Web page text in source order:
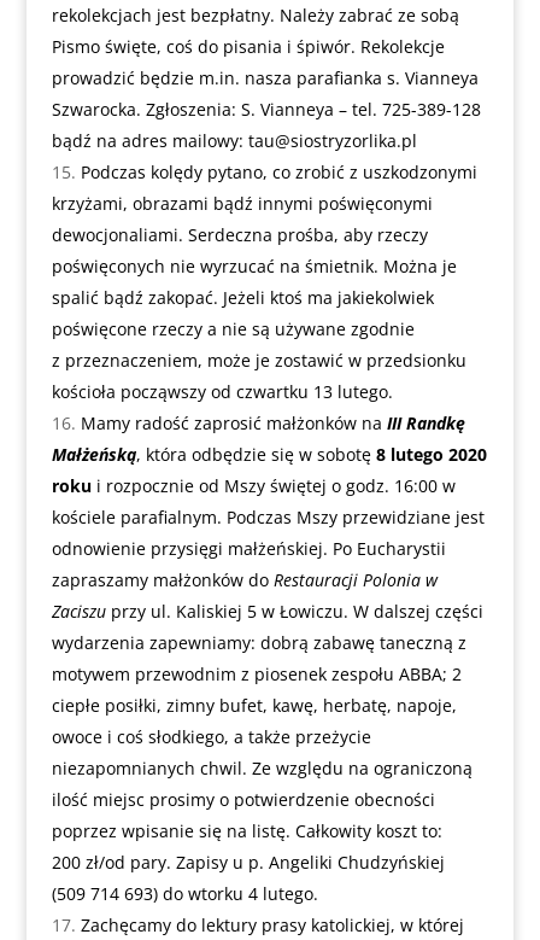
rekolekcjach jest bezpłatny. Należy zabrać ze sobą
Pismo święte, coś do pisania i śpiwór. Rekolekcje
prowadzić będzie m.in. nasza parafianka s. Vianneya
Szwarocka. Zgłoszenia: S. Vianneya – tel. 725-389-128
bądź na adres mailowy: tau@siostryzorlika.pl
Podczas kolędy pytano, co zrobić z uszkodzonymi
krzyżami, obrazami bądź innymi poświęconymi
dewocjonaliami. Serdeczna prośba, aby rzeczy
poświęconych nie wyrzucać na śmietnik. Można je
spalić bądź zakopać. Jeżeli ktoś ma jakiekolwiek
poświęcone rzeczy a nie są używane zgodnie
z przeznaczeniem, może je zostawić w przedsionku
kościoła począwszy od czwartku 13 lutego.
Mamy radość zaprosić małżonków na III Randkę
Małżeńską, która odbędzie się w sobotę 8 lutego 2020
rokui rozpocznie od Mszy świętej o godz. 16:00 w
kościele parafialnym. Podczas Mszy przewidziane jest
odnowienie przysięgi małżeńskiej. Po Eucharystii
zapraszamy małżonków do Restauracji Polonia w
Zaciszu przy ul. Kaliskiej 5 w Łowiczu. W dalszej części
wydarzenia zapewniamy: dobrą zabawę taneczną z
motywem przewodnim z piosenek zespołu ABBA; 2
ciepłe posiłki, zimny bufet, kawę, herbatę, napoje,
owoce i coś słodkiego, a także przeżycie
niezapomnianych chwil. Ze względu na ograniczoną
ilość miejsc prosimy o potwierdzenie obecności
poprzez wpisanie się na listę. Całkowity koszt to:
200 zł/od pary. Zapisy u p. Angeliki Chudzyńskiej
(509 714 693) do wtorku 4 lutego.
Zachęcamy do lektury prasy katolickiej, w której